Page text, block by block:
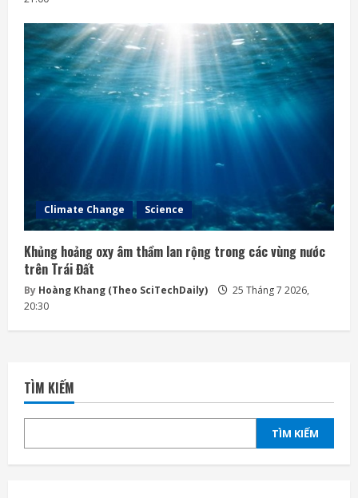
Climate Change Science
Khủng hoảng oxy âm thầm lan rộng trong các vùng nước
trên Trái Đất
By Hoàng Khang (Theo SciTechDaily)
25 Tháng 7 2026,
20:30
TÌM KIẾM
TÌM KIẾM